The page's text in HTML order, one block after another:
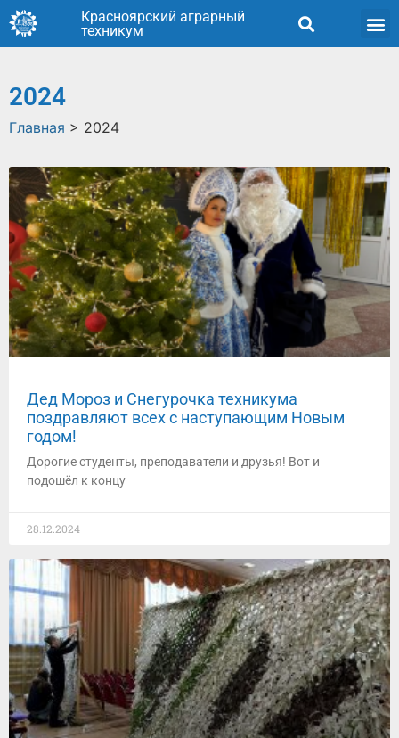
Красноярский аграрный
техникум
2024
Главная > 2024
Дед Мороз и Снегурочка техникума
поздравляют всех с наступающим Новым
годом!
Дорогие студенты, преподаватели и друзья! Вот и
подошёл к концу
28.12.2024